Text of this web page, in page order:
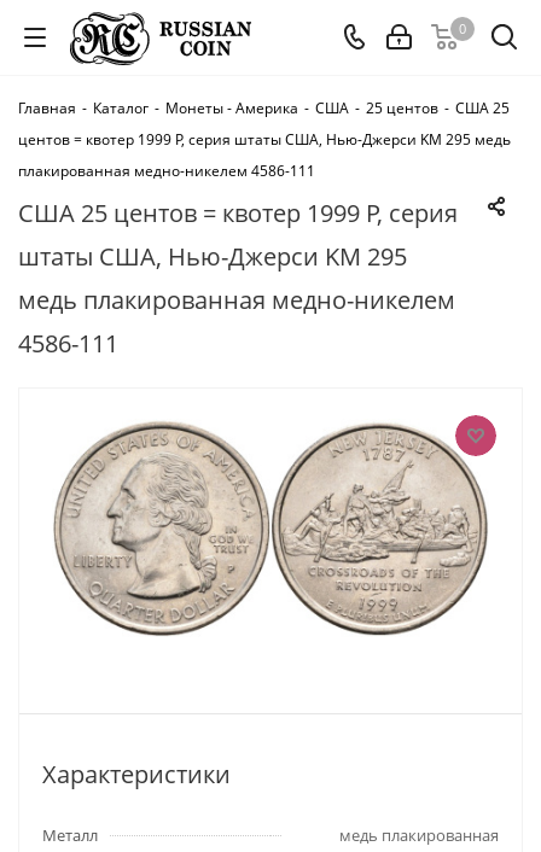
0
Главная - Каталог - Монеты - Америка - США - 25 центов - США 25
центов = квотер 1999 Р, серия штаты США, Нью-Джерси KM 295 медь
плакированная медно-никелем 4586-111
США 25 центов = квотер 1999 Р, серия
штаты США, Нью-Джерси KM 295
медь плакированная медно-никелем
4586-111
Характеристики
Металл
медь плакированная